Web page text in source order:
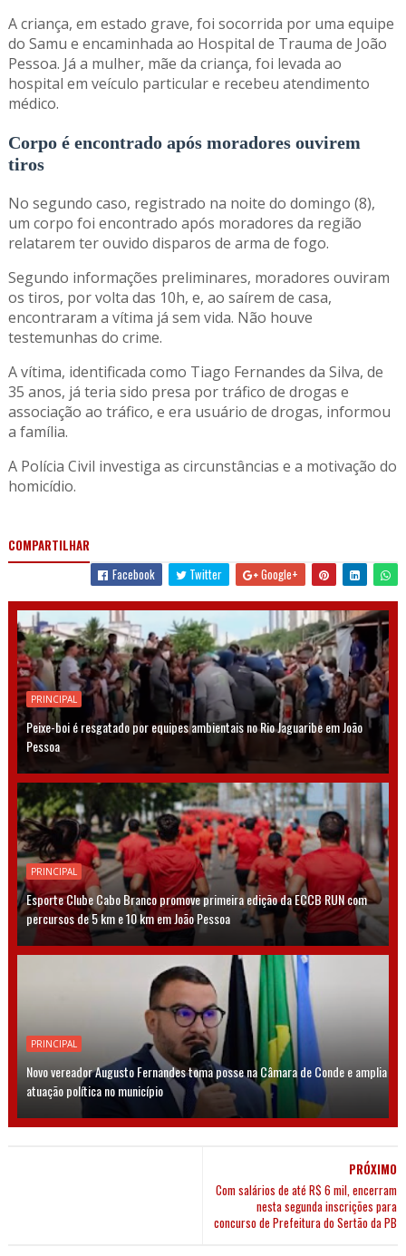
A criança, em estado grave, foi socorrida por uma equipe
do Samu e encaminhada ao Hospital de Trauma de João
Pessoa. Já a mulher, mãe da criança, foi levada ao
hospital em veículo particular e recebeu atendimento
médico.
Corpo é encontrado após moradores ouvirem
tiros
No segundo caso, registrado na noite do domingo (8),
um corpo foi encontrado após moradores da região
relatarem ter ouvido disparos de arma de fogo.
Segundo informações preliminares, moradores ouviram
os tiros, por volta das 10h, e, ao saírem de casa,
encontraram a vítima já sem vida. Não houve
testemunhas do crime.
A vítima, identificada como Tiago Fernandes da Silva, de
35 anos, já teria sido presa por tráfico de drogas e
associação ao tráfico, e era usuário de drogas, informou
a família.
A Polícia Civil investiga as circunstâncias e a motivação do
homicídio.
COMPARTILHAR
Facebook
Twitter Google+
PRINCIPAL
Peixe-boi é resgatado por equipes ambientais no Rio Jaguaribe em João
Pessoa
PRINCIPAL
Esporte Clube Cabo Branco promove primeira edição da ECCB RUN com
percursos de 5 km e 10 km em João Pessoa
PRINCIPAL
Novo vereador Augusto Fernandes toma posse na Câmara de Conde e amplia
atuação política no município
PRÓXIMO
Com salários de até R$ 6 mil, encerram
nesta segunda inscrições para
concurso de Prefeitura do Sertão da PB